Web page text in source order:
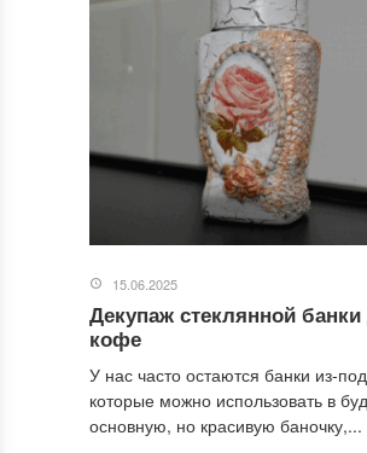
15.06.2025
Декупаж стеклянной
кофе
У нас часто остаются банки из-
которые можно использовать в
основную, но красивую баночку,...